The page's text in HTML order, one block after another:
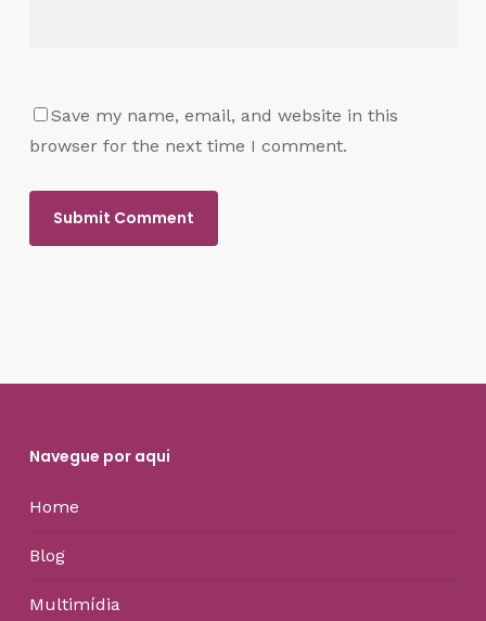
Save my name, email, and website in this
browser for the next time I comment.
Navegue por aqui
Home
Blog
Multimídia